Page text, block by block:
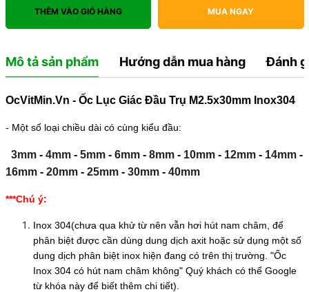
THÊM VÀO GIỎ HÀNG MUA NGAY
Mô tả sản phẩm Hướng dẫn mua hàng Đánh
OcVitMin.Vn - Ốc Lục Giác Đầu Trụ M2.5x30mm Inox304
- Một số loại chiều dài có cùng kiểu đầu:
3mm- 4mm- 5mm- 6mm- 8mm- 10mm- 12mm- 14mm-
16mm- 20mm- 25mm- 30mm- 40mm
***Chú ý:
Inox 304(chưa qua khử từ nên vẫn hơi hút nam châm, để
phân biệt được cần dùng dung dịch axit hoặc sử dụng một số
dung dịch phân biệt inox hiện đang có trên thị trường. "Ốc
Inox 304 có hút nam châm không" Quý khách có thể Google
từ khóa này để biết thêm chi tiết).